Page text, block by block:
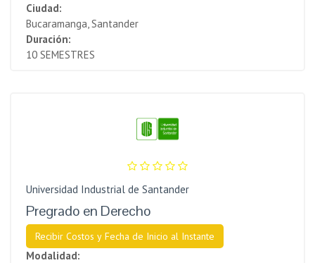
Ciudad:
Bucaramanga, Santander
Duración:
10 SEMESTRES
Universidad Industrial de Santander
Pregrado en Derecho
Recibir Costos y Fecha de Inicio al Instante
Modalidad: